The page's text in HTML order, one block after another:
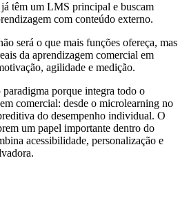
já têm um LMS principal e buscam
com conteúdo externo.
será o que mais funções ofereça, mas
da aprendizagem comercial em
agilidade e medição.
porque integra todo o
comercial: desde o microlearning no
do desempenho individual. O
um papel importante dentro do
acessibilidade, personalização e